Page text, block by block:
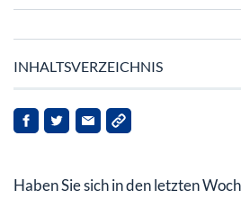
INHALTSVERZEICHNIS
Schaeffler: Umsatzeinbruch in
Gewinnprognose bleibt bestehen
Haben Sie sich in den letzten